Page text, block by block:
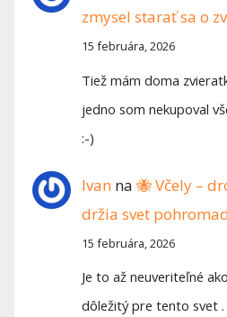
zmysel starať sa o
15 februára, 2026
Tiež mám doma
jedno som nekupoval
:-)
Ivan na🐝 Včely –
držia svet
15 februára, 2026
Je to až neuveriteľné
dôležitý pre tento svet .